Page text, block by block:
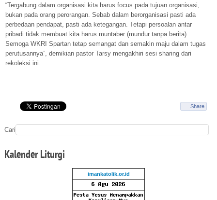
“Tergabung dalam organisasi kita harus focus pada tujuan organisasi,
bukan pada orang perorangan. Sebab dalam berorganisasi pasti ada
perbedaan pendapat, pasti ada ketegangan. Tetapi persoalan antar
pribadi tidak membuat kita harus muntaber (mundur tanpa berita).
Semoga WKRI Spartan tetap semangat dan semakin maju dalam tugas
perutusannya”, demikian pastor Tarsy mengakhiri sesi sharing dari
rekoleksi ini.
Share
Cari
KalenderLiturgi
imankatolik.or.id